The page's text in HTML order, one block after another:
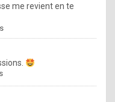
me revient en te